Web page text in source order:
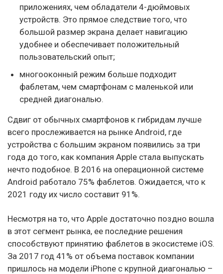
приложениях, чем обладатели 4-дюймовых
устройств. Это прямое следствие того, что
большой размер экрана делает навигацию
удобнее и обеспечивает положительный
пользовательский опыт;
многооконный режим больше подходит
фаблетам, чем смартфонам с маленькой или
средней диагональю.
Сдвиг от обычных смартфонов к гибридам лучше
всего прослеживается на рынке Android, где
устройства с большим экраном появились за три
года до того, как компания Apple стала выпускать
нечто подобное. В 2016 на операционной системе
Android работало 75% фаблетов. Ожидается, что к
2021 году их число составит 91%.
Несмотря на то, что Apple достаточно поздно вошла
в этот сегмент рынка, ее последние решения
способствуют принятию фаблетов в экосистеме iOS.
За 2017 год 41% от объема поставок компании
пришлось на модели iPhone с крупной диагональю –